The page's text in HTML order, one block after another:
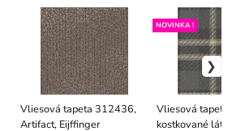
Vliesová tapeta 312436,
Artifact, Eijffinger
Vliesová
kostkované
NOVINKA !